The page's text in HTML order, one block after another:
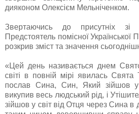
дияконом Олексієм Мельніченком.
Звертаючись до присутніх зі
Предстоятель помісної Української
розкрив зміст та значення
«Цей день називається днем
світі в повній мірі явилась
послав Сина, Син, Який зійшов у
викупив весь людський рід, і
зійшов у світ від Отця через Сина в